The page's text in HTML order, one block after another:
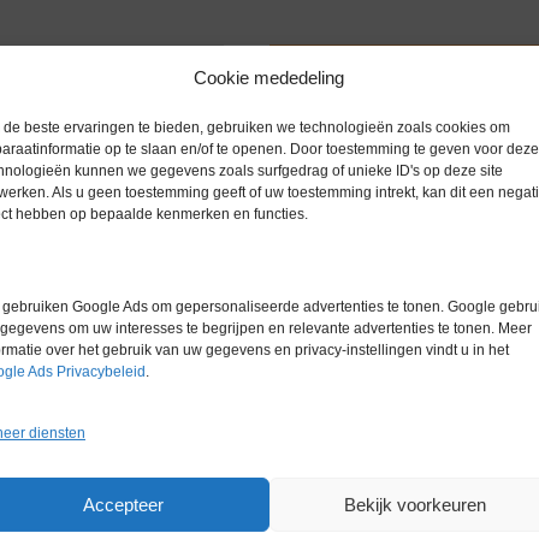
Cookie mededeling
de beste ervaringen te bieden, gebruiken we technologieën zoals cookies om
op te slaan en/of te openen. Door toestemming te geven voor deze
kunnen we gegevens zoals surfgedrag of unieke ID's op deze site
Als u geen toestemming geeft of uw toestemming intrekt, kan dit een
hebben op bepaalde kenmerken en functies.
gebruiken Google Ads om gepersonaliseerde advertenties te tonen. Google
om uw interesses te begrijpen en relevante advertenties te tonen. Meer
over het gebruik van uw gegevens en privacy-instellingen vindt u in het
Ads Privacybeleid
diensten
Accepteer Bekijk voorkeuren
gekocht nieuw in 2024. Het
staat. Ideaal voor laboratoria die
prijs.
Extra informatie
Gewicht 0,0 kg
Gerelateerde producten